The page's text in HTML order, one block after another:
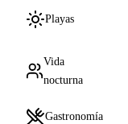
Playas
Vida
nocturna
Gastronomía